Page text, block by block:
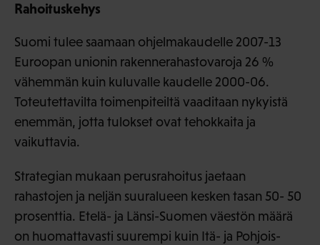
Rahoituskehys
Suomi tulee saamaan ohjelmakaudelle 2007-13
Euroopan unionin rakennerahastovaroja 26 %
vähemmän kuin kuluvalle kaudelle 2000-06.
Toteutettavilta toimenpiteiltä vaaditaan nykyistä
enemmän, jotta tulokset ovat tehokkaita ja
vaikuttavia.
Strategian mukaan perusrahoitus jaetaan
rahastojen ja neljän suuralueen kesken tasan 50- 50
prosenttia. Etelä- ja Länsi-Suomen väestön määrä
on huomattavasti suurempi kuin Itä- ja Pohjois-